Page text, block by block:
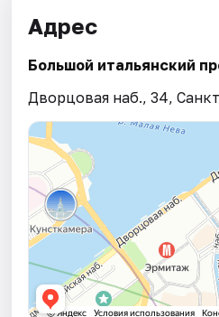
Адрес
Большой итальянский
Дворцовая наб., 34,